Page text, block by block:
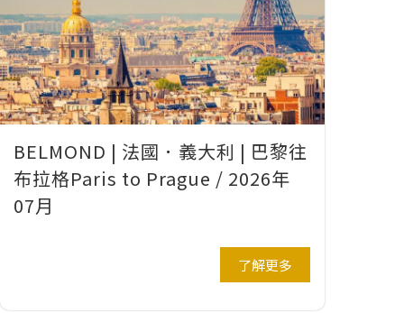
BELMOND | 法國．義大利 | 巴黎往
布拉格Paris to Prague / 2026年
07月
了解更多